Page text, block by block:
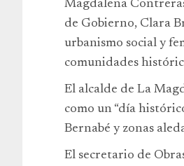
Magdalena
de Gobierno, Clara
urbanismo social y
comunidades
El alcalde de La
como un “día
Bernabé y zonas
El secretario de